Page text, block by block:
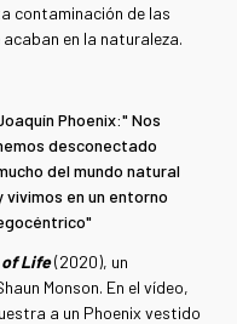
contaminación de las
en la naturaleza.
Phoenix:" Nos
desconectado
del mundo natural
vivimos en un entorno
of Life(2020), un
Monson. En el vídeo,
a un Phoenix vestido